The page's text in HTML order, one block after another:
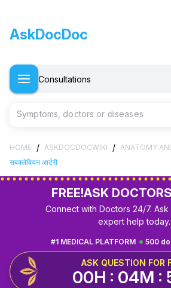
AskDocDoc
Consultations
Symptoms, doctors or diseases
HOME / ASKDOCDOCWIKI / ANATOMY
सबक्लेवियन आर्टरी
FREE!ASK
Connect with Doctors 24/7.
expert help today.
500
#1 MEDICAL PLATFORM
ASK QUESTION FOR
00H : 04M :